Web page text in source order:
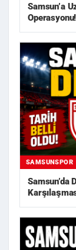
Samsun’a
SAMSUNSPOR
Samsun’da